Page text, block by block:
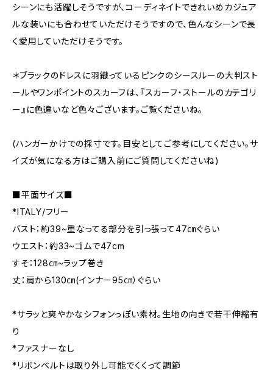
シーンにも活躍しそうですが、コーディネイトできれいめカジュア
ルな装いにも合わせていただけそうですので、色んなシーンで長
く愛用していただけそうです。
＊ブラックのドレスに羽織っているピンクのシースルーの大判スト
ールやワンポイントのスカーフは、『スカーフ・ストールのカテゴリ
ー』に色違いなど色々ございます。ご覧くださいね。
(ハンガーかけでの採寸です。目安としてご参考にしてください。サ
イズが気になる方はご購入前にご質問してくださいね)
■平面サイズ■
*ITALY/フリー
バスト：約39~重なってる部分を引っ張って47㎝ぐらい
ウエスト：約33~ゴムで47cm
すそ：128㎝~ラップ巻き
丈：肩から130㎝(インナー95㎝）ぐらい
*サラッと爽やかなシフォンっぽい素材。生地の向きで若干伸縮有
り
*ファスナーなし
*リボンベルトは取り外し可能でくくって調節